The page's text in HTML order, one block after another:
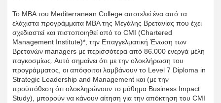
Το MBA του Mediterranean College αποτελεί ένα από τα
ελάχιστα προγράμματα ΜΒΑ της Μεγάλης Βρετανίας που έχει
σχεδιαστεί και πιστοποιηθεί από το CMI (Chartered
Management Institute)*, την Επαγγελματική Ένωση των
Βρετανών managers με περισσότερα από 86.000 ενεργά μέλη
παγκοσμίως. Αυτό σημαίνει ότι με την ολοκλήρωση του
προγράμματος, οι απόφοιτοι λαμβάνουν το Level 7 Diploma in
Strategic Leadership and Management και (με την
προϋπόθεση ότι ολοκληρώνουν το μάθημα Business Impact
Study), μπορούν να κάνουν αίτηση για την απόκτηση του CMI